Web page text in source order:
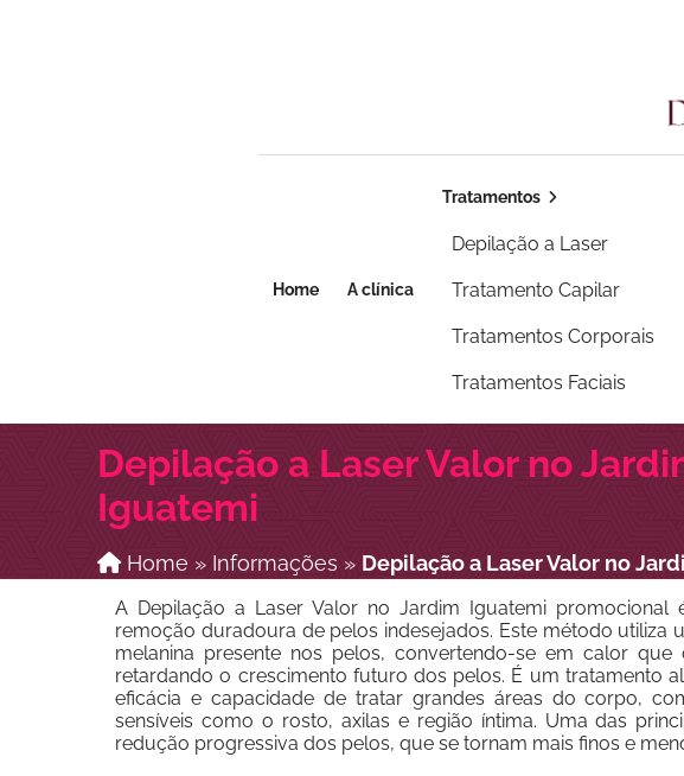
Home A clínica
Tratamentos
Depilação a Laser
Tratamento Capilar
Tratamentos Corporais
Tratamentos Faciais
Depilação a Laser Valor no
Iguatemi
Home » Informações » Depilação a Laser Valor no
A Depilação a Laser Valor no Jardim Iguatemi
remoção duradoura de pelos indesejados. Este método utiliza
melanina presente nos pelos, convertendo-se em calor
retardando o crescimento futuro dos pelos. É um tratamento
eficácia e capacidade de tratar grandes áreas do corpo,
sensíveis como o rosto, axilas e região íntima. Uma das
redução progressiva dos pelos, que se tornam mais finos e